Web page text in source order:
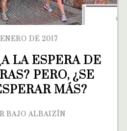
DE 2017
LA ESPERA DE
PERO, ¿SE
MÁS?
BAJO ALBAIZÍN